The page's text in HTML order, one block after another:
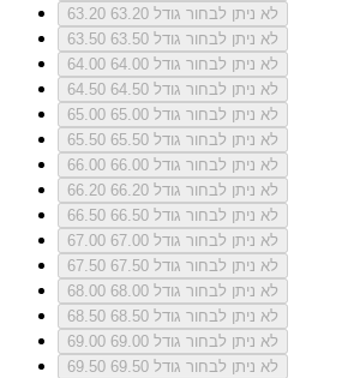
63.20
לא ניתן לבחור גודל 63.20
63.50
לא ניתן לבחור גודל 63.50
64.00
לא ניתן לבחור גודל 64.00
64.50
לא ניתן לבחור גודל 64.50
65.00
לא ניתן לבחור גודל 65.00
65.50
לא ניתן לבחור גודל 65.50
66.00
לא ניתן לבחור גודל 66.00
66.20
לא ניתן לבחור גודל 66.20
66.50
לא ניתן לבחור גודל 66.50
67.00
לא ניתן לבחור גודל 67.00
67.50
לא ניתן לבחור גודל 67.50
68.00
לא ניתן לבחור גודל 68.00
68.50
לא ניתן לבחור גודל 68.50
69.00
לא ניתן לבחור גודל 69.00
69.50
לא ניתן לבחור גודל 69.50